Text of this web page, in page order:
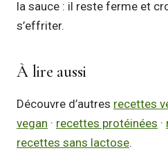
la sauce : il reste ferme et
s’effriter.
À lire aussi
Découvre d’autres recettes
vegan · recettes protéinées ·
recettes sans lactose.